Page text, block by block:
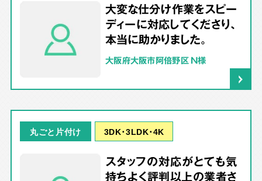
大変な仕分け作業をスピー
ディーに対応してくださり、
本当に助かりました。
大阪府大阪市阿倍野区 N様
丸ごと片付け 3DK･3LDK･4K
スタッフの対応がとても気
持ちよく評判以上の業者さ